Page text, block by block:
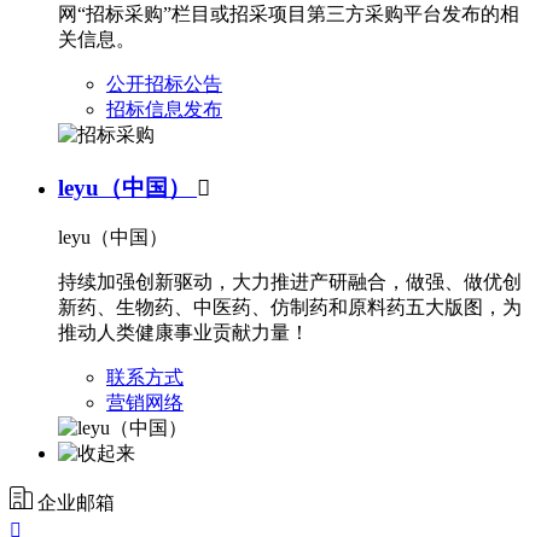
网“招标采购”栏目或招采项目第三方采购平台发布的相
关信息。
公开招标公告
招标信息发布
leyu（中国） 
leyu（中国）
持续加强创新驱动，大力推进产研融合，做强、做优创
新药、生物药、中医药、仿制药和原料药五大版图，为
推动人类健康事业贡献力量！
联系方式
营销网络
企业邮箱
